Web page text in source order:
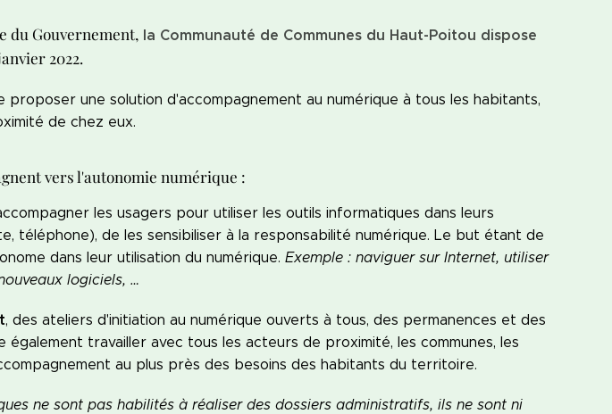
du Gouvernement, la Communauté de Communes du Haut-Poitou dispose
2022.
une solution d'accompagnement au numérique à tous les habitants,
de chez eux.
vers l'autonomie numérique :
les usagers pour utiliser les outils informatiques dans leurs
téléphone), de les sensibiliser à la responsabilité numérique. Le but étant de
dans leur utilisation du numérique. Exemple : naviguer sur Internet, utiliser
logiciels, …
, des ateliers d'initiation au numérique ouverts à tous, des permanences et des
également travailler avec tous les acteurs de proximité, les communes, les
au plus près des besoins des habitants du territoire.
ne sont pas habilités à réaliser des dossiers administratifs, ils ne sont ni